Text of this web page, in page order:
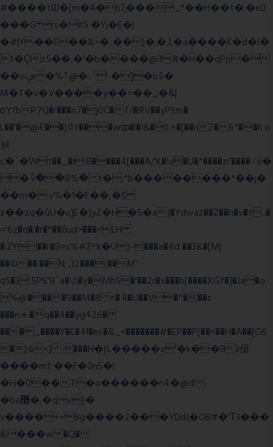
#����tƜ�[m�A�h7̥���_*��H��t�;�e0
���G܊rs�֗KS �Yj�E�|
�#|Y��E��&>�.:��)�;�,L�a����K�d�I�
t�O͖z5��,�'�b����@3#�H��qPp�
��oڥ�%T@�::` !-�]�b5�
M�T�v�V����y��=��_�&|
σYfbP7Q�r���n7�j0C�T/�!RV��yP1;m�
L��'�@E��}0Y���wȹ�l�I&�t:+�[��nZ�6*��K:o
늵
c�`�ۨWt��_�i;8����4[���A/'K�!u�U�*����zi'����ٵo�
�؆��8%� t�;*b��������*��j�
��m�:v%�1�E��,�$
z��zq�ůU�u]E�)yZ�Hׇ�5�a{�Ydwaȥ��Z��h�v�t.:�
='6z�q�;�r�*��ȍud>���<LH
�;ZY��r�9=s%#Z^ҡ�U}-���a�4d ��3&�[M|
��©��:��N; ,)2���(��M'
qS�3:5PS"8`a�\h�y�MhS�'��2r�x���h[����XGf�]�Ja�o
%@����9��M�8 <� R�U��V�*���c
���n⯸�q��4��yg426�
���_����Y�E�4Ɨ�ex�&_<�������#�EP��P[��<��H�A��[G6
�}6<] ���H�}L�����x'�k��83僒
����mf ��F�0n5�!
�H�0��T�o������n4�@ď
�ba޲�,�qv}�
v����+=Bg����2���YDd{�OB#�'Τ3���
&���w�Q�